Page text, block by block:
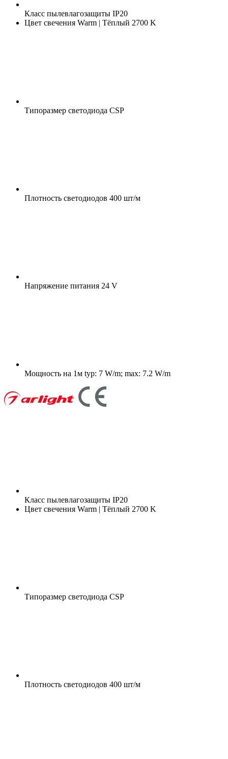
Класс пылевлагозащиты IP20
Цвет свечения Warm | Тёплый 2700 K
Типоразмер светодиода CSP
Плотность светодиодов 400 шт/м
Напряжение питания 24 V
Мощность на 1м typ: 7 W/m; max: 7.2 W/m
Класс пылевлагозащиты IP20
Цвет свечения Warm | Тёплый 2700 K
Типоразмер светодиода CSP
Плотность светодиодов 400 шт/м